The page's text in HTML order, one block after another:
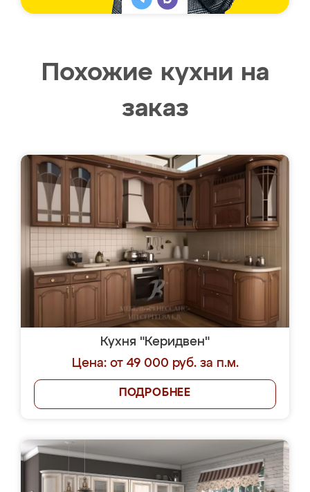
Похожие кухни на
заказ
Кухня "Керидвен"
Цена: от 49 000 руб. за п.м.
ПОДРОБНЕЕ